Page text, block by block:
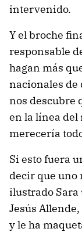
intervenido.
Y el broche
responsable
hagan más
nacionales de
nos descubre
en la línea del
merecería
Si esto fuera
decir que uno
ilustrado Sara
Jesús
y le ha